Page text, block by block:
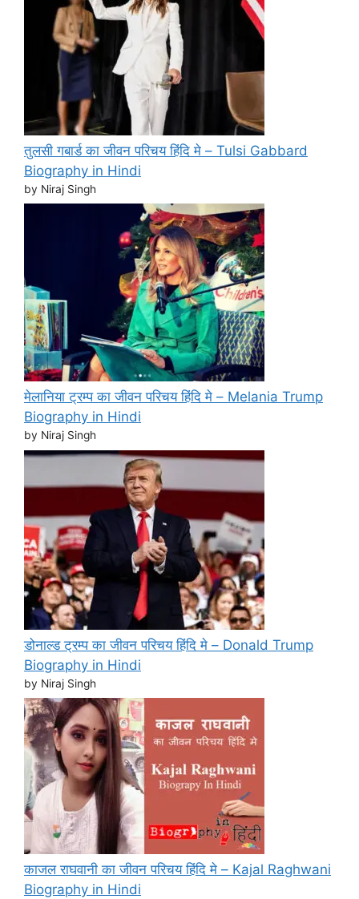
तुलसी गबार्ड का जीवन परिचय हिंदि मे – Tulsi Gabbard
Biography in Hindi
by Niraj Singh
मेलानिया ट्रम्प का जीवन परिचय हिंदि मे – Melania Trump
Biography in Hindi
by Niraj Singh
डोनाल्ड ट्रम्प का जीवन परिचय हिंदि मे – Donald Trump
Biography in Hindi
by Niraj Singh
काजल राघवानी का जीवन परिचय हिंदि मे – Kajal Raghwani
Biography in Hindi